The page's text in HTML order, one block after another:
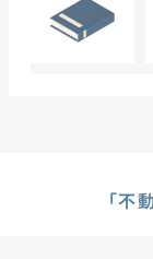
「不